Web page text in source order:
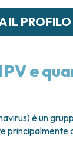
E CURE
I
UNIT (CRU)
IL PROFILO
e
è un
principalmente